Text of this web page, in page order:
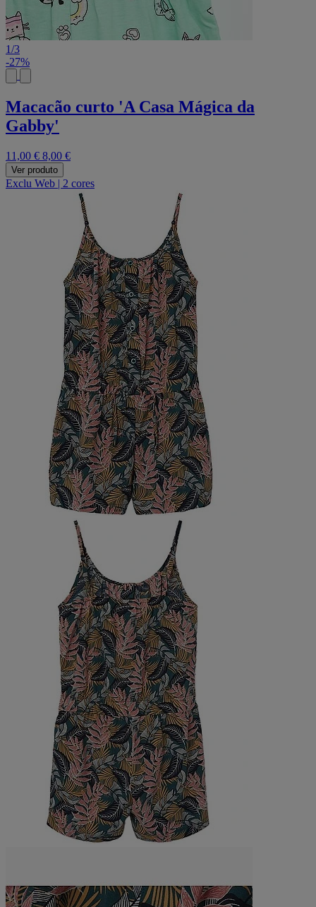
1/3
-27%
Macacão curto 'A Casa Mágica da
Gabby'
11,00 € 8,00 €
Ver produto
Exclu Web | 2 cores